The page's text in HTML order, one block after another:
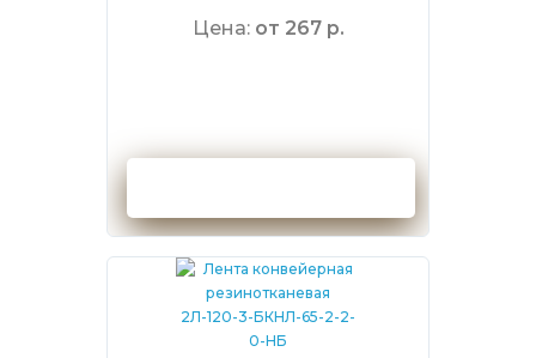
Цена: от 267 р.